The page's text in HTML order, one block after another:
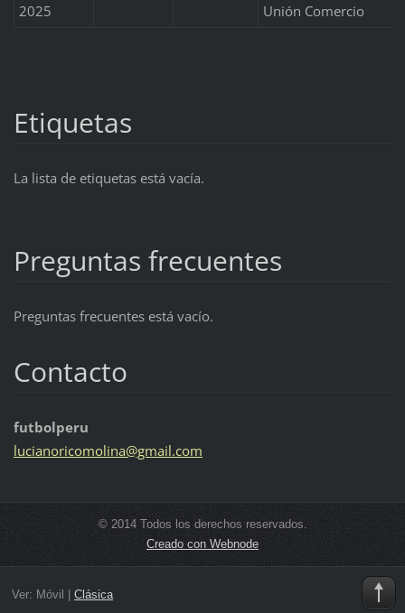
2025
Unión Comercio
Etiquetas
La lista de etiquetas está vacía.
Preguntas frecuentes
Preguntas frecuentes está vacío.
Contacto
futbolperu
lucianoricomolina@gmail.com
© 2014 Todos los derechos reservados.
Creado con Webnode
Ver: Móvil Clásica